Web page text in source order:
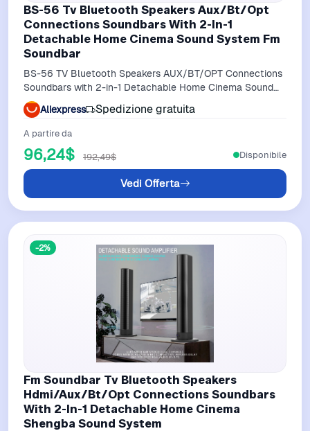
BS-56 Tv Bluetooth Speakers Aux/Bt/Opt
Connections Soundbars With 2-In-1
Detachable Home Cinema Sound System Fm
Soundbar
BS-56 TV Bluetooth Speakers AUX/BT/OPT Connections
Soundbars with 2-in-1 Detachable Home Cinema Sound
System FM Soundbar
Aliexpress Spedizione gratuita
A partire da
96,24$ 192,49$
Vedi Offerta
Disponibile
-2%
Fm Soundbar Tv Bluetooth Speakers
Hdmi/Aux/Bt/Opt Connections Soundbars
With 2-In-1 Detachable Home Cinema
Shengba Sound System